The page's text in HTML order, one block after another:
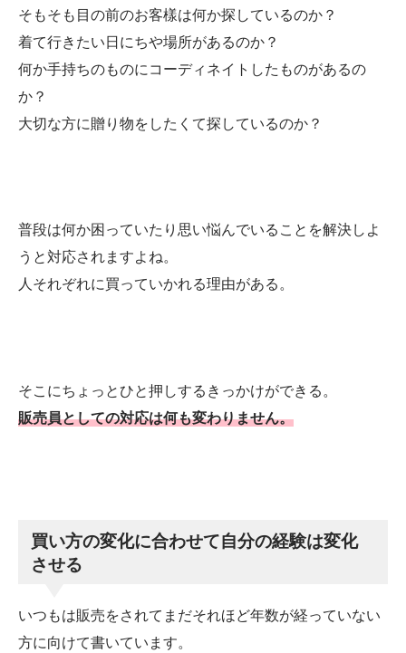
そもそも目の前のお客樣は何か探しているのか？
着て行きたい日にちや場所があるのか？
何か手持ちのものにコーディネイトしたものがあるの
か？
大切な方に贈り物をしたくて探しているのか？
普段は何か困っていたり思い悩んでいることを解決しよ
うと対応されますよね。
人それぞれに買っていかれる理由がある。
そこにちょっとひと押しするきっかけができる。
販売員としての対応は何も変わりません。
買い方の変化に合わせて自分の経験は変化
させる
いつもは販売をされてまだそれほど年数が経っていない
方に向けて書いています。